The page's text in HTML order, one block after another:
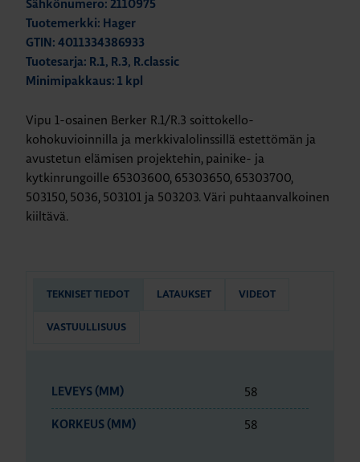
Sähkönumero: 2110975
Tuotemerkki: Hager
GTIN: 4011334386933
Tuotesarja: R.1, R.3, R.classic
Minimipakkaus: 1 kpl
Vipu 1-osainen Berker R.1/R.3 soittokello-
kohokuvioinnilla ja merkkivalolinssillä estettömän ja
avustetun elämisen projektehin, painike- ja
kytkinrungoille 65303600, 65303650, 65303700,
503150, 5036, 503101 ja 503203. Väri puhtaanvalkoinen
kiiltävä.
TEKNISET TIEDOT LATAUKSET VIDEOT
VASTUULLISUUS
LEVEYS (MM) 58
KORKEUS (MM) 58